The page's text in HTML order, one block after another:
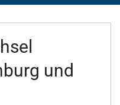
und